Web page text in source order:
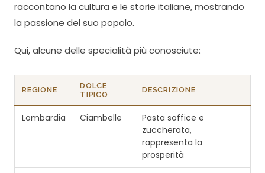
raccontano la cultura e le storie italiane, mostrando
la passione del suo popolo.
Qui, alcune delle specialità più conosciute:
REGIONE
DOLCE
TIPICO
DESCRIZIONE
Lombardia Ciambelle
Pasta soffice e
zuccherata,
rappresenta la
prosperità